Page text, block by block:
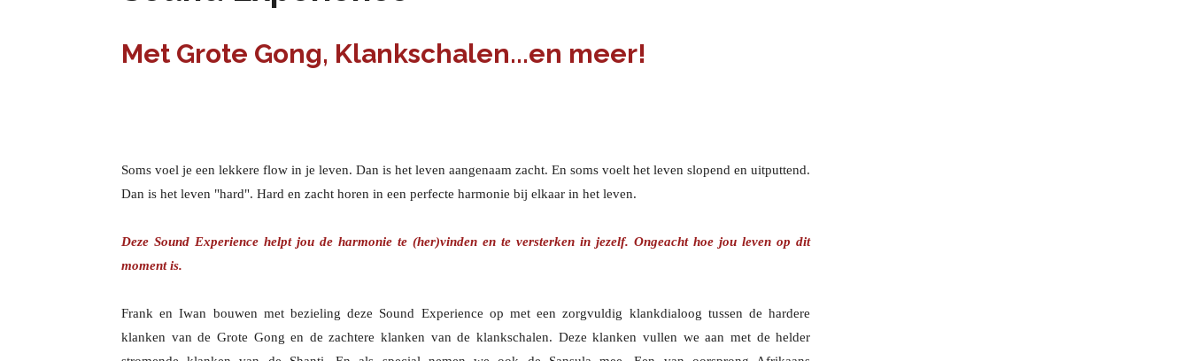
Met Grote Gong, Klankschalen...en meer!
Soms voel je een lekkere flow in je leven. Dan is het leven aangenaam zacht. En soms voelt het leven slopend en uitputtend.
Dan is het leven "hard". Hard en zacht horen in een perfecte harmonie bij elkaar in het leven.
Deze Sound Experience helpt jou de harmonie te (her)vinden en te versterken in jezelf. Ongeacht hoe jou leven op dit
moment is.
Frank en Iwan bouwen met bezieling deze Sound Experience op met een zorgvuldig klankdialoog tussen de hardere
klanken van de Grote Gong en de zachtere klanken van de klankschalen. Deze klanken vullen we aan met de helder